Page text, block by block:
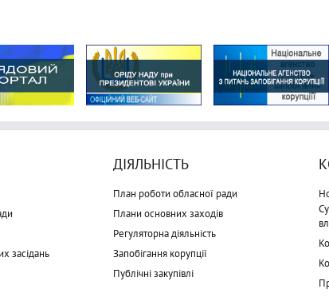
засідань
ДІЯЛЬНІСТЬ
План роботи обласної ради
Плани основних заходів
Регуляторна діяльність
Запобігання корупції
Публічні закупівлі